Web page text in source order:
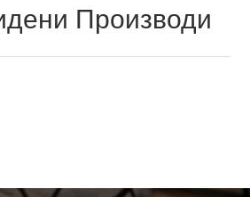
Производи